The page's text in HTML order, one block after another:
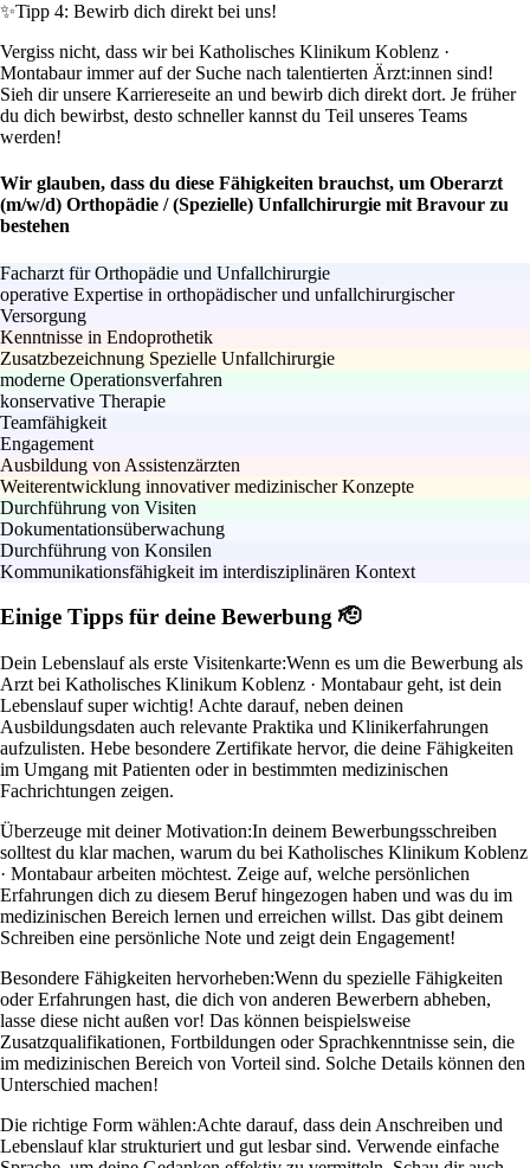
✨Tipp 4: Bewirb dich direkt bei uns!
Vergiss nicht, dass wir bei Katholisches Klinikum Koblenz ·
Montabaur immer auf der Suche nach talentierten Ärzt:innen sind!
Sieh dir unsere Karriereseite an und bewirb dich direkt dort. Je früher
du dich bewirbst, desto schneller kannst du Teil unseres Teams
werden!
Wir glauben, dass du diese Fähigkeiten brauchst, um Oberarzt
(m/w/d) Orthopädie / (Spezielle) Unfallchirurgie mit Bravour zu
bestehen
Facharzt für Orthopädie und Unfallchirurgie
operative Expertise in orthopädischer und unfallchirurgischer
Versorgung
Kenntnisse in Endoprothetik
Zusatzbezeichnung Spezielle Unfallchirurgie
moderne Operationsverfahren
konservative Therapie
Teamfähigkeit
Engagement
Ausbildung von Assistenzärzten
Weiterentwicklung innovativer medizinischer Konzepte
Durchführung von Visiten
Dokumentationsüberwachung
Durchführung von Konsilen
Kommunikationsfähigkeit im interdisziplinären Kontext
Einige Tipps für deine Bewerbung 🫡
Dein Lebenslauf als erste Visitenkarte:Wenn es um die Bewerbung als
Arzt bei Katholisches Klinikum Koblenz · Montabaur geht, ist dein
Lebenslauf super wichtig! Achte darauf, neben deinen
Ausbildungsdaten auch relevante Praktika und Klinikerfahrungen
aufzulisten. Hebe besondere Zertifikate hervor, die deine Fähigkeiten
im Umgang mit Patienten oder in bestimmten medizinischen
Fachrichtungen zeigen.
Überzeuge mit deiner Motivation:In deinem Bewerbungsschreiben
solltest du klar machen, warum du bei Katholisches Klinikum Koblenz
· Montabaur arbeiten möchtest. Zeige auf, welche persönlichen
Erfahrungen dich zu diesem Beruf hingezogen haben und was du im
medizinischen Bereich lernen und erreichen willst. Das gibt deinem
Schreiben eine persönliche Note und zeigt dein Engagement!
Besondere Fähigkeiten hervorheben:Wenn du spezielle Fähigkeiten
oder Erfahrungen hast, die dich von anderen Bewerbern abheben,
lasse diese nicht außen vor! Das können beispielsweise
Zusatzqualifikationen, Fortbildungen oder Sprachkenntnisse sein, die
im medizinischen Bereich von Vorteil sind. Solche Details können den
Unterschied machen!
Die richtige Form wählen:Achte darauf, dass dein Anschreiben und
Lebenslauf klar strukturiert und gut lesbar sind. Verwende einfache